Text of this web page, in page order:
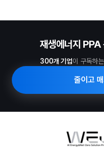
재생에너지 PPA
300개 기업이 구독하
줄이고